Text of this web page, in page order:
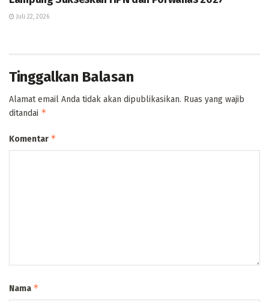
Juli 22, 2026
Tinggalkan Balasan
Alamat email Anda tidak akan dipublikasikan. Ruas yang wajib
ditandai *
Komentar *
Nama *